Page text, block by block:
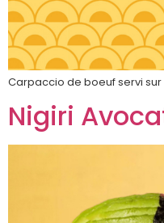
Carpaccio de boeuf servi sur
Nigiri